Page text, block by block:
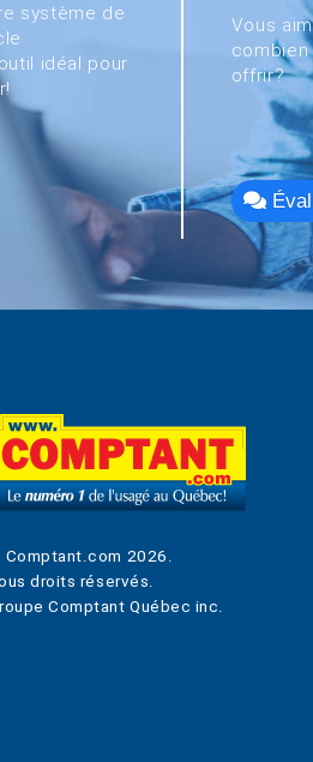
système de
idéal pour
Vous
combien
offrir?
2026 .
droits réservés.
Comptant Québec inc.